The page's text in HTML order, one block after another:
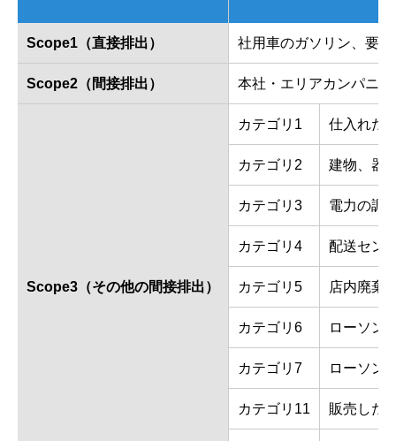
Scope1（直接排出） 社用車のガソリン、要
Scope2（間接排出） 本社・エリアカンパニ
Scope3 （その他の間接排出）
カテゴリ1 仕入れた
カテゴリ2 建物、器
カテゴリ3 電力の調
カテゴリ4 配送セン
カテゴリ5 店内廃棄
カテゴリ6 ローソン
カテゴリ7 ローソン
カテゴリ11 販売した